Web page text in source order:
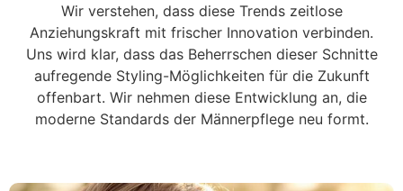
Wir verstehen, dass diese Trends zeitlose
Anziehungskraft mit frischer Innovation verbinden.
Uns wird klar, dass das Beherrschen dieser Schnitte
aufregende Styling-Möglichkeiten für die Zukunft
offenbart. Wir nehmen diese Entwicklung an, die
moderne Standards der Männerpflege neu formt.